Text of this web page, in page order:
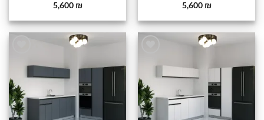
5,600 ₪
5,600 ₪
שלי
שלי